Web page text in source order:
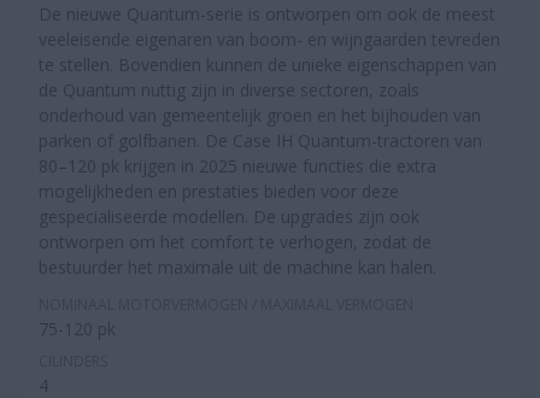
De nieuwe Quantum-serie is ontworpen om ook de meest
veeleisende eigenaren van boom- en wijngaarden tevreden
te stellen. Bovendien kunnen de unieke eigenschappen van
de Quantum nuttig zijn in diverse sectoren, zoals
onderhoud van gemeentelijk groen en het bijhouden van
parken of golfbanen. De Case IH Quantum-tractoren van
80–120 pk krijgen in 2025 nieuwe functies die extra
mogelijkheden en prestaties bieden voor deze
gespecialiseerde modellen. De upgrades zijn ook
ontworpen om het comfort te verhogen, zodat de
bestuurder het maximale uit de machine kan halen.
75-120 pk
4